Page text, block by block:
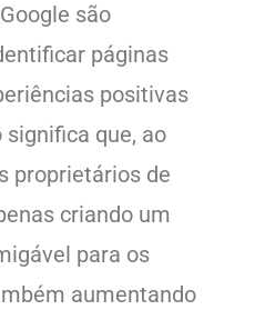
são
páginas
positivas
significa que, ao
proprietários de
criando um
para os
aumentando